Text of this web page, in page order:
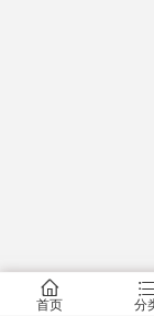
󰂠
首页 分